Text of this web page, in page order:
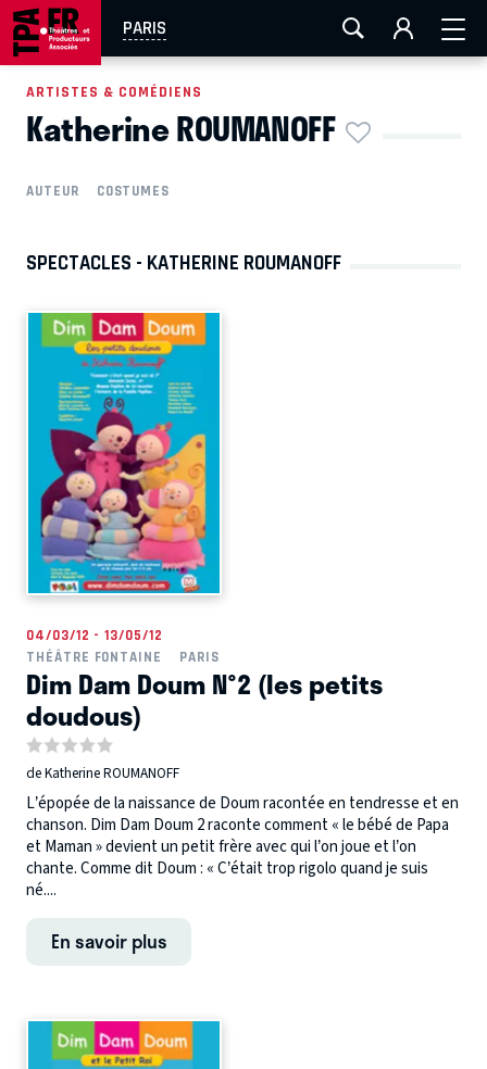
PARIS
AIX-MARSEILLE LA ROCHELLE
EN TOURNÉE
ARTISTES & COMÉDIENS
Katherine ROUMANOFF
AUTEUR COSTUMES
SPECTACLES - KATHERINE ROUMANOFF
04/03/12 - 13/05/12
THÉÂTRE FONTAINE
PARIS
Dim Dam Doum N°2 (les petits
doudous)
de Katherine ROUMANOFF
L’épopée de la naissance de Doum racontée en tendresse et en
chanson. Dim Dam Doum 2 raconte comment « le bébé de Papa
et Maman » devient un petit frère avec qui l’on joue et l’on
chante. Comme dit Doum : « C’était trop rigolo quand je suis
né....
En savoir plus